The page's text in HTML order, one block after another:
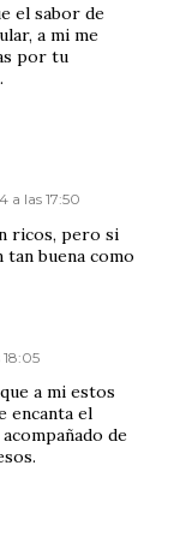
el sabor de
a mi me
por tu
a las 17:50
ricos, pero si
buena como
18:05
a mi estos
encanta el
de